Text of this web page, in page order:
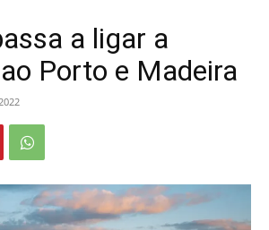
a ligar a
Porto e Madeira